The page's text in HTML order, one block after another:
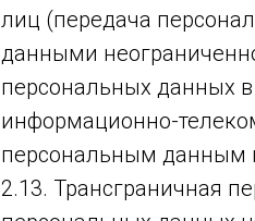
лиц (передача
данными
персональных данных
информационно-
персональным данным
2.13. Трансграничная